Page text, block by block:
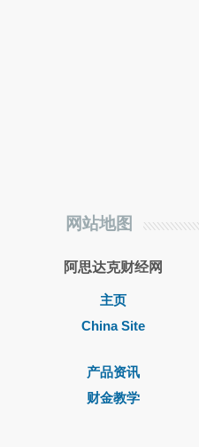
网站地图
阿思达克财经网
主页
China Site
产品资讯
财金教学